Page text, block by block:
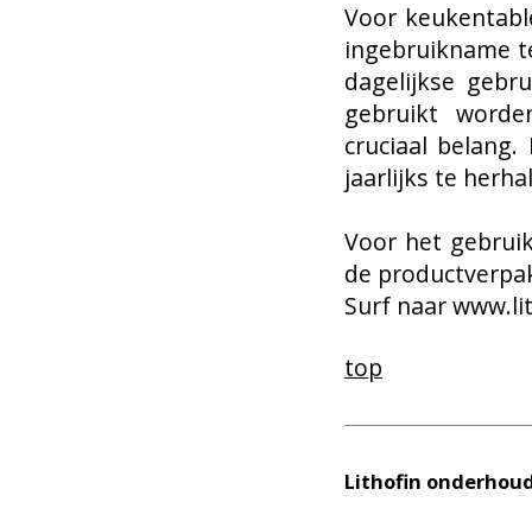
Voor
ingebruikname
dagelijkse
gebruikt
cruciaal
jaarlijks te
Voor het
de
Surf naar
top
Lithofin